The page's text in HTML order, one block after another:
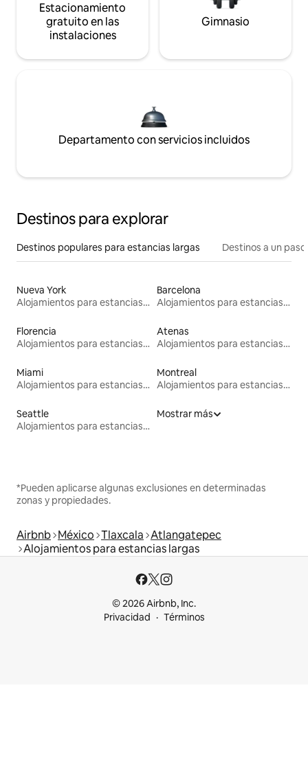
Estacionamiento
gratuito en las
instalaciones
Gimnasio
Departamento con servicios incluidos
Destinos para explorar
Destinos populares para estancias largas Destinos a un
Nueva York
Alojamientos para estancias largas
Barcelona
Alojamientos para estancias largas
Florencia
Alojamientos para estancias largas
Atenas
Alojamientos para estancias largas
Miami
Alojamientos para estancias largas
Montreal
Alojamientos para estancias largas
Seattle
Alojamientos para estancias largas
Mostrar más
*Pueden aplicarse algunas exclusiones en determinadas
zonas y propiedades.
Airbnb México Tlaxcala Atlangatepec
Alojamientos para estancias largas
© 2026 Airbnb, Inc.
Privacidad
Términos